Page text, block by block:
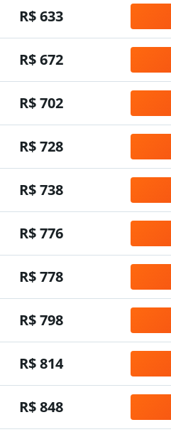
R$ 633
R$ 672
R$ 702
R$ 728
R$ 738
R$ 776
R$ 778
R$ 798
R$ 814
R$ 848